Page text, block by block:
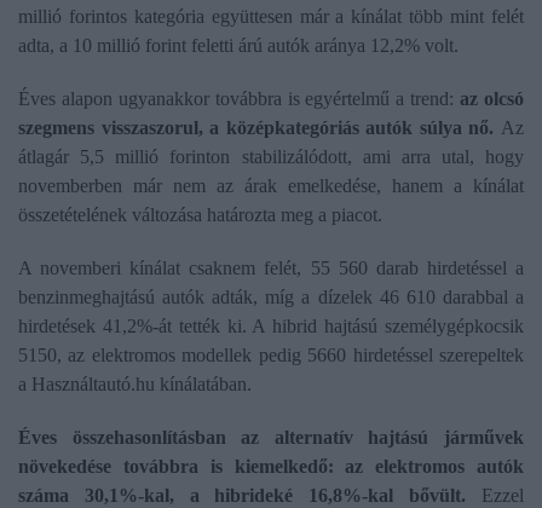
millió forintos kategória együttesen már a kínálat több mint felét
adta, a 10 millió forint feletti árú autók aránya 12,2% volt.
Éves alapon ugyanakkor továbbra is egyértelmű a trend: az olcsó
szegmens visszaszorul, a középkategóriás autók súlya nő. Az
átlagár 5,5 millió forinton stabilizálódott, ami arra utal, hogy
novemberben már nem az árak emelkedése, hanem a kínálat
összetételének változása határozta meg a piacot.
A novemberi kínálat csaknem felét, 55 560 darab hirdetéssel a
benzinmeghajtású autók adták, míg a dízelek 46 610 darabbal a
hirdetések 41,2%-át tették ki. A hibrid hajtású személygépkocsik
5150, az elektromos modellek pedig 5660 hirdetéssel szerepeltek
a Használtautó.hu kínálatában.
Éves összehasonlításban az alternatív hajtású járművek
növekedése továbbra is kiemelkedő: az elektromos autók
száma 30,1%-kal, a hibrideké 16,8%-kal bővült. Ezzel